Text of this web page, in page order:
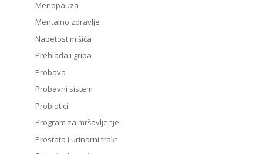
Menopauza
Mentalno zdravlje
Napetost mišića
Prehlada i gripa
Probava
Probavni sistem
Probiotici
Program za mršavljenje
Prostata i urinarni trakt